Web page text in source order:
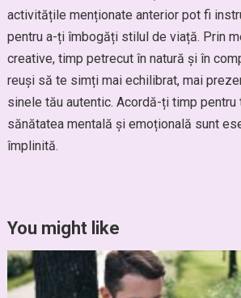
activitățile menționate anterior pot fi
pentru a-ți îmbogăți stilul de viață. Prin
creative, timp petrecut în natură și în
reuși să te simți mai echilibrat, mai
sinele tău autentic. Acordă-ți timp pentru
sănătatea mentală și emoțională sunt
împlinită.
You might like